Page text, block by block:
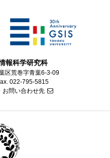
報科学研究科
区荒巻字青葉6-3-09
022-795-5815
お問い合わせ先